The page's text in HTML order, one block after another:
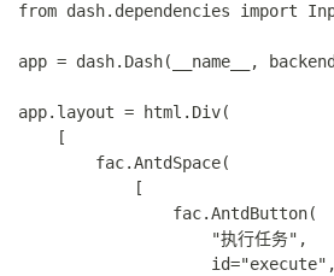
from dash.dependencies import
app = dash.Dash(__name__,
app.layout = html.Div(
    [
        fac.AntdSpace(
            [
                fac.AntdButton(
                    "执行任务",
                    id="execute",